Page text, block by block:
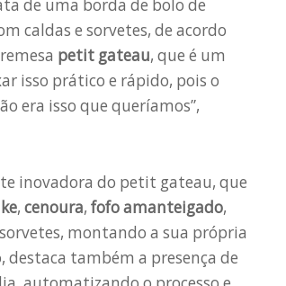
de uma borda de bolo de
caldas e sorvetes, de acordo
petit gateau, que é um
isso prático e rápido, pois o
era isso que queríamos”,
inovadora do petit gateau, que
, cenoura, fofo amanteigado,
montando a sua própria
destaca também a presença de